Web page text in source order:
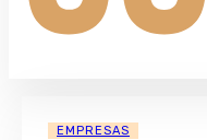
EMPRESAS